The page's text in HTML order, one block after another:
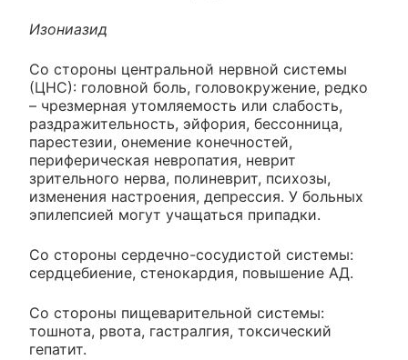
Изониазид
Со стороны центральной нервной системы
(ЦНС): головной боль, головокружение, редко
– чрезмерная утомляемость или слабость,
раздражительность, эйфория, бессонница,
парестезии, онемение конечностей,
периферическая невропатия, неврит
зрительного нерва, полиневрит, психозы,
изменения настроения, депрессия. У больных
эпилепсией могут учащаться припадки.
Со стороны сердечно-сосудистой системы:
сердцебиение, стенокардия, повышение АД.
Со стороны пищеварительной системы:
тошнота, рвота, гастралгия, токсический
гепатит.